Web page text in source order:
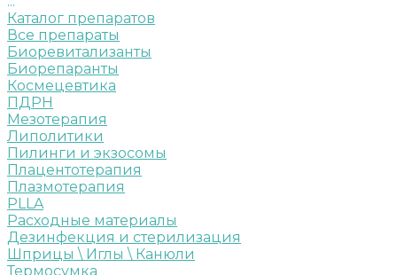
Каталог препаратов
Все препараты
Биоревитализанты
Биорепаранты
Космецевтика
ПДРН
Мезотерапия
Липолитики
Пилинги и экзосомы
Плацентотерапия
Плазмотерапия
PLLA
Расходные материалы
Дезинфекция и стерилизация
Шприцы \ Иглы \ Канюли
Термосумка